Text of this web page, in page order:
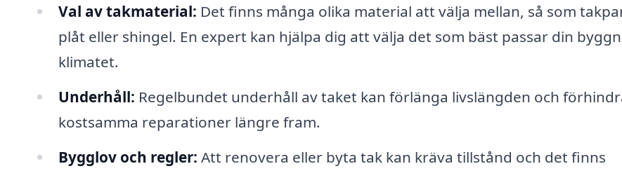
Val av takmaterial: Det finns många olika material att välja mellan, så som
plåt eller shingel. En expert kan hjälpa dig att välja det som bäst passar din
klimatet.
Underhåll: Regelbundet underhåll av taket kan förlänga livslängden och
kostsamma reparationer längre fram.
Bygglov och regler: Att renovera eller byta tak kan kräva tillstånd och det finns